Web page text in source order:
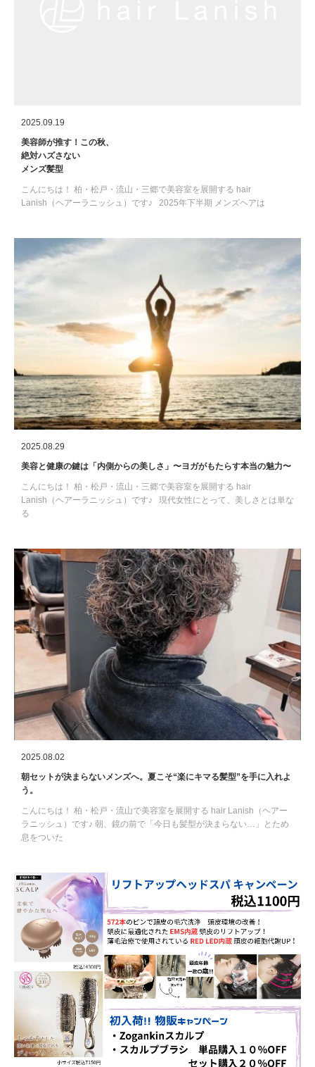
2025.09.19
美容師が推す！この秋、
絶対ハズさない
メンズ髪型
こんにちは！ 柏・松戸・流山・三郷で美容室を展開する hair
Lanish（ヘアーラニッシュ）です♪ 2025年下半期 メンズヘアは
2025.08.29
美容と健康の鍵は「内側からの美しさ」〜ヨガがもたらす本当の魅力〜
こんにちは！ 柏・松戸・流山・三郷で美容室を展開する hair
Lanish（ヘアーラニッシュ）です♪ 現代女性にとって、美しさとは単な
る
2025.08.02
朝セットが決まらないメンズへ。夏こそ“楽にキマる髪型”を手に入れよ
う。
こんにちは！ 柏・松戸・流山で美容室を展開する hair Lanish（ヘアー
ラニッシュ）です♪ 朝、鏡の前で「今日も髪型が決まらない…」とため
息をついた